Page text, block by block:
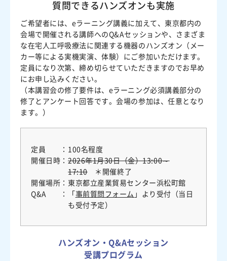
質問できるハンズオンも実施
ご希望者には、eラーニング講義に加えて、東京都内の
会場で開催される講師へのQ&Aセッションや、さまざま
な在宅人工呼吸療法に関連する機器のハンズオン（メー
カー等による実機実演、体験）にご参加いただけます。
定員になり次第、締め切らせていただきますのでお早め
にお申し込みください。
（本講習会の修了要件は、eラーニング必須講義部分の
修了とアンケート回答です。会場の参加は、任意となり
ます。）
定員
100名程度
開催日時
2026年1月30日（金）13:00～
17:10＊開催終了
開催場所
東京都立産業貿易センター浜松町館
Q&A
「事前質問フォーム 」より受付（当日
も受付予定）
ハンズオン・Q&Aセッション
受講プログラム